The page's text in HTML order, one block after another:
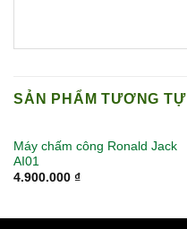
SẢN PHẨM TƯƠNG TỰ
Máy chấm công Ronald Jack
AI01
4.900.000 ₫